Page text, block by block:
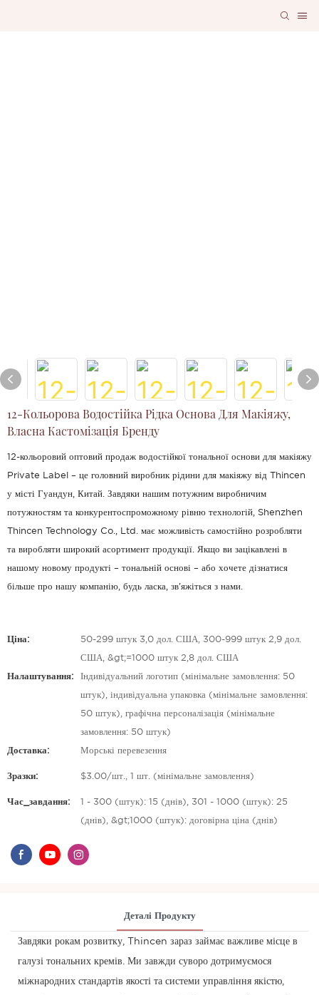
12-Кольорова Водостійка Рідка Основа Для Макіяжу,
Власна Кастомізація Бренду
12-кольоровий оптовий продаж водостійкої тональної основи для макіяжу
Private Label – це головний виробник рідини для макіяжу від Thincen
у місті Гуандун, Китай. Завдяки нашим потужним виробничим
потужностям та конкурентоспроможному рівню технологій, Shenzhen
Thincen Technology Co., Ltd. має можливість самостійно розробляти
та виробляти широкий асортимент продукції. Якщо ви зацікавлені в
нашому новому продукті – тональній основі – або хочете дізнатися
більше про нашу компанію, будь ласка, зв'яжіться з нами.
Ціна: 50-299 штук 3,0 дол. США, 300-999 штук 2,9 дол.
США, &gt;=1000 штук 2,8 дол. США
Налаштування: Індивідуальний логотип (мінімальне замовлення: 50
штук), індивідуальна упаковка (мінімальне замовлення:
50 штук), графічна персоналізація (мінімальне
замовлення: 50 штук)
Доставка: Морські перевезення
Зразки: $3.00/шт., 1 шт. (мінімальне замовлення)
Час_завдання: 1 - 300 (штук): 15 (днів), 301 - 1000 (штук): 25
(днів), &gt;1000 (штук): договірна ціна (днів)
Деталі Продукту
Завдяки рокам розвитку, Thincen зараз займає важливе місце в
галузі тональних кремів. Ми завжди суворо дотримуємося
міжнародних стандартів якості та системи управління якістю,